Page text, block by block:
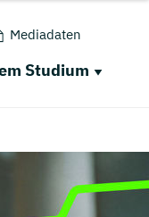
Mediadaten
Studium